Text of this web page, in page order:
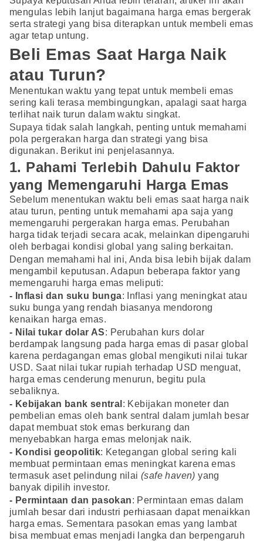
mengulas lebih lanjut bagaimana harga emas bergerak
serta strategi yang bisa diterapkan untuk membeli emas
agar tetap untung.
Beli Emas Saat Harga Naik
atau Turun?
Menentukan waktu yang tepat untuk membeli emas
sering kali terasa membingungkan, apalagi saat harga
terlihat naik turun dalam waktu singkat.
Supaya tidak salah langkah, penting untuk memahami
pola pergerakan harga dan strategi yang bisa
digunakan. Berikut ini penjelasannya.
1. Pahami Terlebih Dahulu Faktor
yang Memengaruhi Harga Emas
Sebelum menentukan waktu beli emas saat harga naik
atau turun, penting untuk memahami apa saja yang
memengaruhi pergerakan harga emas. Perubahan
harga tidak terjadi secara acak, melainkan dipengaruhi
oleh berbagai kondisi global yang saling berkaitan.
Dengan memahami hal ini, Anda bisa lebih bijak dalam
mengambil keputusan. Adapun beberapa faktor yang
memengaruhi harga emas meliputi:
- Inflasi dan suku bunga: Inflasi yang meningkat atau
suku bunga yang rendah biasanya mendorong
kenaikan harga emas.
- Nilai tukar dolar AS: Perubahan kurs dolar
berdampak langsung pada harga emas di pasar global
karena perdagangan emas global mengikuti nilai tukar
USD. Saat nilai tukar rupiah terhadap USD menguat,
harga emas cenderung menurun, begitu pula
sebaliknya.
- Kebijakan bank sentral : Kebijakan moneter dan
pembelian emas oleh bank sentral dalam jumlah besar
dapat membuat stok emas berkurang dan
menyebabkan harga emas melonjak naik.
- Kondisi geopolitik: Ketegangan global sering kali
membuat permintaan emas meningkat karena emas
termasuk aset pelindung nilai (safe haven) yang
banyak dipilih investor.
- Permintaan dan pasokan: Permintaan emas dalam
jumlah besar dari industri perhiasaan dapat menaikkan
harga emas. Sementara pasokan emas yang lambat
bisa membuat emas menjadi langka dan berpengaruh